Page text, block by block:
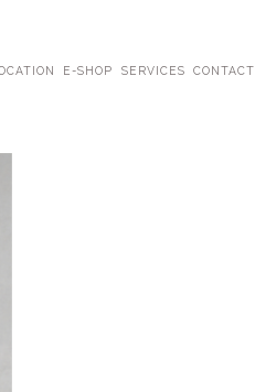
E-SHOP SERVICES CONTACT